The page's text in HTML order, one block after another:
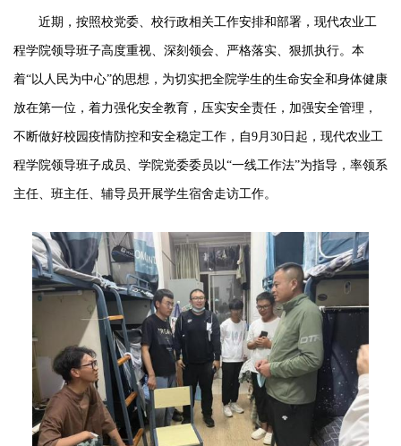
近期，按照校党委、校行政相关工作安排和部署，现代农业工
程学院领导班子高度重视、深刻领会、严格落实、狠抓执行。本
着“以人民为中心”的思想，为切实把全院学生的生命安全和身体健康
放在第一位，着力强化安全教育，压实安全责任，加强安全管理，
不断做好校园疫情防控和安全稳定工作，自9月30日起，现代农业工
程学院领导班子成员、学院党委委员以“一线工作法”为指导，率领系
主任、班主任、辅导员开展学生宿舍走访工作。